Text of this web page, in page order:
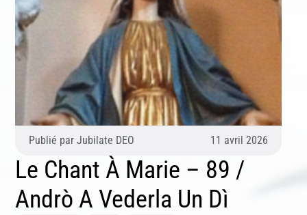
Publié par Jubilate DEO 11 avril 2026
Le Chant À Marie – 89 /
Andrò A Vederla Un Dì